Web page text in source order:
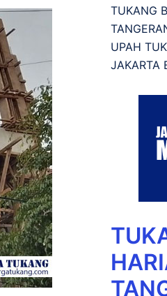
TUKANG
UPAH
JAKARTA